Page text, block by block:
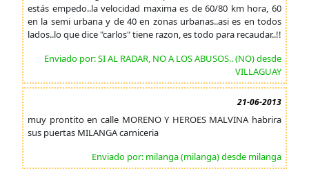
estás empedo..la velocidad maxima es de 60/80 km hora, 60
en la semi urbana y de 40 en zonas urbanas..asi es en todos
lados..lo que dice "carlos" tiene razon, es todo para recaudar..!!
Enviado por: SI AL RADAR, NO A LOS ABUSOS.. (NO) desde
VILLAGUAY
21-06-2013
muy prontito en calle MORENO Y HEROES MALVINA habrira
sus puertas MILANGA carniceria
Enviado por: milanga (milanga) desde milanga